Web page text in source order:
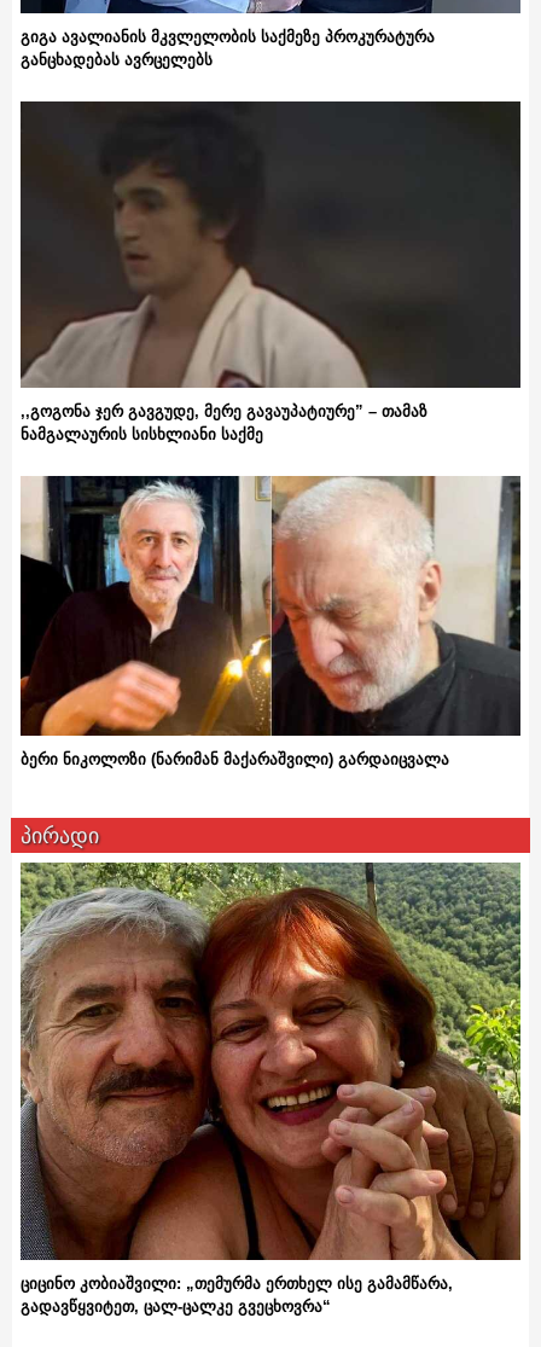
გიგა ავალიანის მკვლელობის საქმეზე პროკურატურა
განცხადებას ავრცელებს
,,გოგონა ჯერ გავგუდე, მერე გავაუპატიურე” – თამაზ
ნამგალაურის სისხლიანი საქმე
ბერი ნიკოლოზი (ნარიმან მაქარაშვილი) გარდაიცვალა
პირადი
ციცინო კობიაშვილი: „თემურმა ერთხელ ისე გამამწარა,
გადავწყვიტეთ, ცალ-ცალკე გვეცხოვრა“